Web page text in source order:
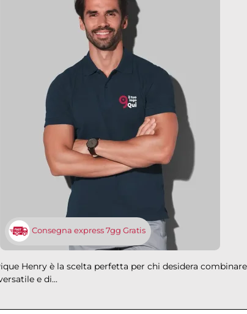
Consegna express 7gg Gratis
Henry è la scelta perfetta per chi desidera
e di...